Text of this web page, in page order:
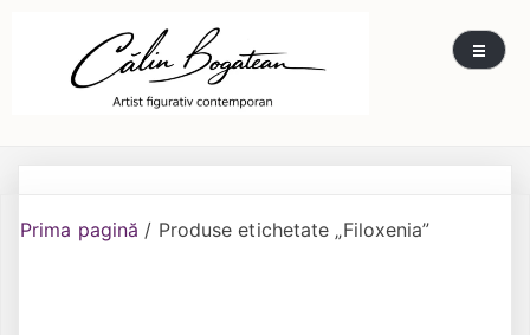
Călin Bogătean
Picturi originale, icoane contemporane pe lemn
și sticlă, portrete și restaurare artă – Călin
Bogătean
Prima pagină / Produse etichetate „Filoxenia”